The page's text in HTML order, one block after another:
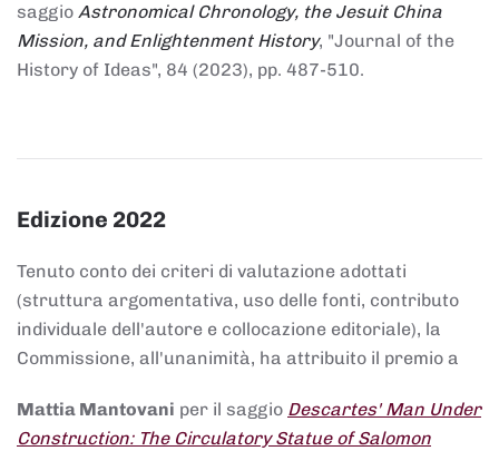
saggio Astronomical Chronology, the Jesuit China
Mission, and Enlightenment History, "Journal of the
History of Ideas", 84 (2023), pp. 487-510.
Edizione 2022
Tenuto conto dei criteri di valutazione adottati
(struttura argomentativa, uso delle fonti, contributo
individuale dell'autore e collocazione editoriale), la
Commissione, all'unanimità, ha attribuito il premio a
Mattia Mantovani per il saggio Descartes' Man Under
Construction: The Circulatory Statue of Salomon